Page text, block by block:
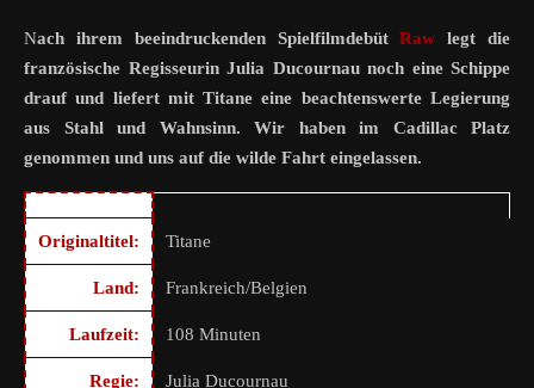
Nach ihrem beeindruckenden SpielfilmdebütRaw legt die
französische Regisseurin Julia Ducournau noch eine Schippe
drauf und liefert mit Titane eine beachtenswerte Legierung
aus Stahl und Wahnsinn. Wir haben im Cadillac Platz
genommen und uns auf die wilde Fahrt eingelassen.
Originaltitel: Titane
Land: Frankreich/Belgien
Laufzeit: 108 Minuten
Regie: Julia Ducournau